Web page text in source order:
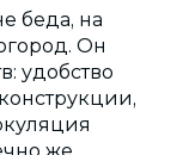
беда, на
Он
удобство